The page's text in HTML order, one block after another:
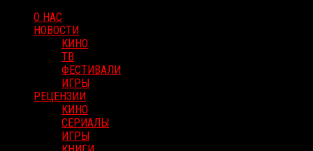
О НАС
НОВОСТИ
КИНО
ТВ
ФЕСТИВАЛИ
ИГРЫ
РЕЦЕНЗИИ
КИНО
СЕРИАЛЫ
ИГРЫ